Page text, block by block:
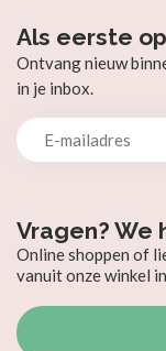
Vragen? We
Online shoppen of
vanuit onze winkel
Als eerste
Ontvang nieuw
in je inbox.